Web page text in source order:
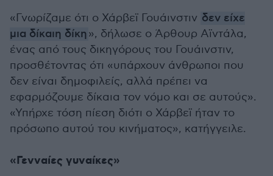
«Γνωρίζαμε ότι ο Χάρβεϊ Γουάινστιν δεν είχε
μια δίκαιη δίκη», δήλωσε ο Άρθουρ Αϊντάλα,
ένας από τους δικηγόρους του Γουάινστιν,
προσθέτοντας ότι «υπάρχουν άνθρωποι που
δεν είναι δημοφιλείς, αλλά πρέπει να
εφαρμόζουμε δίκαια τον νόμο και σε αυτούς».
«Υπήρχε τόση πίεση διότι ο Χάρβεϊ ήταν το
πρόσωπο αυτού του κινήματος», κατήγγειλε.
«Γενναίες γυναίκες»